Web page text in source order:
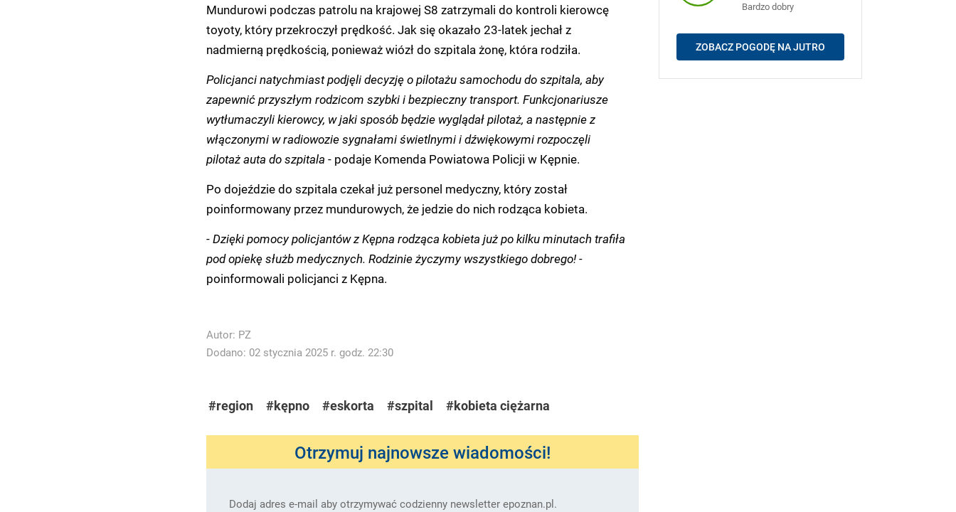
Mundurowi podczas patrolu na krajowej S8 zatrzymali do kontroli kierowcę
toyoty, który przekroczył prędkość. Jak się okazało 23-latek jechał z
nadmierną prędkością, ponieważ wiózł do szpitala żonę, która rodziła.
Policjanci natychmiast podjęli decyzję o pilotażu samochodu do szpitala, aby
zapewnić przyszłym rodzicom szybki i bezpieczny transport. Funkcjonariusze
wytłumaczyli kierowcy, w jaki sposób będzie wyglądał pilotaż, a następnie z
włączonymi w radiowozie sygnałami świetlnymi i dźwiękowymi rozpoczęli
pilotaż auta do szpitala - podaje Komenda Powiatowa Policji w Kępnie.
Po dojeździe do szpitala czekał już personel medyczny, który został
poinformowany przez mundurowych, że jedzie do nich rodząca kobieta.
-Dzięki pomocy policjantów z Kępna rodząca kobieta już po kilku minutach trafiła
pod opiekę służb medycznych. Rodzinie życzymy wszystkiego dobrego! -
poinformowali policjanci z Kępna.
Autor: PZ
Dodano: 02 stycznia 2025 r. godz. 22:30
#region #kępno #eskorta #szpital #kobieta ciężarna
Otrzymuj najnowsze wiadomości!
Dodaj adres e-mail aby otrzymywać codzienny newsletter epoznan.pl.
Bardzo dobry
ZOBACZ POGODĘ NA JUTRO